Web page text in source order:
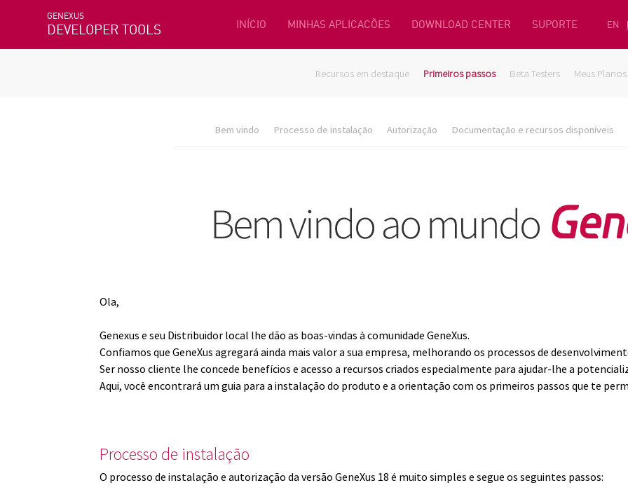
GENEXUS
DEVELOPER TOOLS INÍCIO MINHAS APLICACÕES DOWNLOAD CENTER SUPORTE EN
Recursos em destaque Primeiros passos Beta Testers Meus Planos
Bem vindo Processo de instalação Autorização Documentação e recursos disponíveis
Ola,
Genexus e seu Distribuidor local lhe dão as boas-vindas à comunidade GeneXus.
Confiamos que GeneXus agregará ainda mais valor a sua empresa, melhorando os processos de
Ser nosso cliente lhe concede benefícios e acesso a recursos criados especialmente para ajudar-lhe a
Aqui, você encontrará um guia para a instalação do produto e a orientação com os primeiros passos que te
Processo de instalação
O processo de instalação e autorização da versão GeneXus 18 é muito simples e segue os seguintes passos: